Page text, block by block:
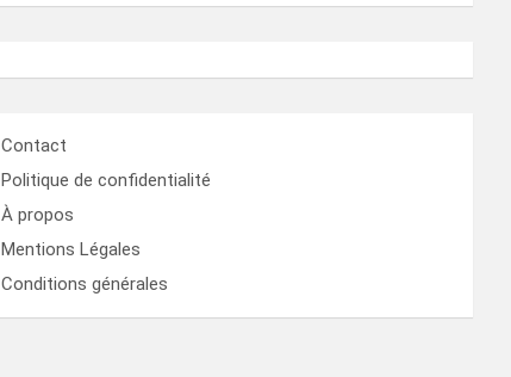
Contact
Politique de confidentialité
À propos
Mentions Légales
Conditions générales